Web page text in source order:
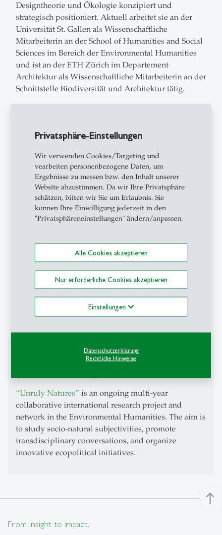
Privatsphäre-Einstellungen
Wir verwenden Cookies/Targeting und
vearbeiten personenbezogene Daten, um
Ergebnisse zu messen bzw. den Inhalt unserer
Website abzustimmen. Da wir Ihre Privatsphäre
schätzen, bitten wir Sie um Erlaubnis. Sie
können Ihre Einwilligung jederzeit in den
"Privatsphäreneinstellungen" ändern/anpassen.
Alle Cookies akzeptieren
Nur erforderliche Cookies akzeptieren
Einstellungen
Datenschutzerklärung
Rechtliche Hinweise
Designtheorie und Ökologie konzipiert und
strategisch positioniert. Aktuell arbeitet sie an der
Universität St. Gallen als Wissenschaftliche
Mitarbeiterin an der School of Humanities and Social
Sciences im Bereich der Environmental Humanities
und ist an der ETH Zürich im Departement
Architektur als Wissenschaftliche Mitarbeiterin an der
Schnittstelle Biodiversität und Architektur tätig.
regenerative Ökosysteme und die Förderung der
Arbeit stehen die Auseinandersetzung mit
sozioökologischen/ökokulturellen Lebenswelten
und die Aktivierung von vielfältigen, kulturell
geprägten Umgangsweisen verschiedener
Akteur:innen mit Biodiversität und Ökosystemen im
urbanen Raum.
Flurinas Design- und Forschungspraxis ist von einer
transdisziplinären Denk- und Handlungsweise und
einem Netzwerk an Kollaborateur:innen aus
verschiedensten Bereichen der gestalterischen
Disziplinen, der Architektur, der Naturwissenschaften
sowie der Kultur- und Geisteswissenschaften
geprägt.
“Unruly Natures” is an ongoing multi-year
collaborative international research project and
network in the Environmental Humanities. The aim is
to study socio-natural subjectivities, promote
transdisciplinary conversations, and organize
innovative ecopolitical initiatives.
north
From insight to impact.